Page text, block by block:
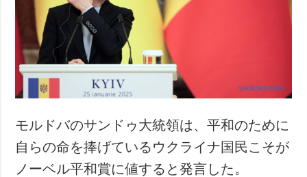
犯罪
事故・緊急事態
追加
特集
インタビュー
写真
動画
フォトバンク
モルドバのサンドゥ大統領は、平和のために
自らの命を捧げているウクライナ国民こそが
ノーベル平和賞に値すると発言した。